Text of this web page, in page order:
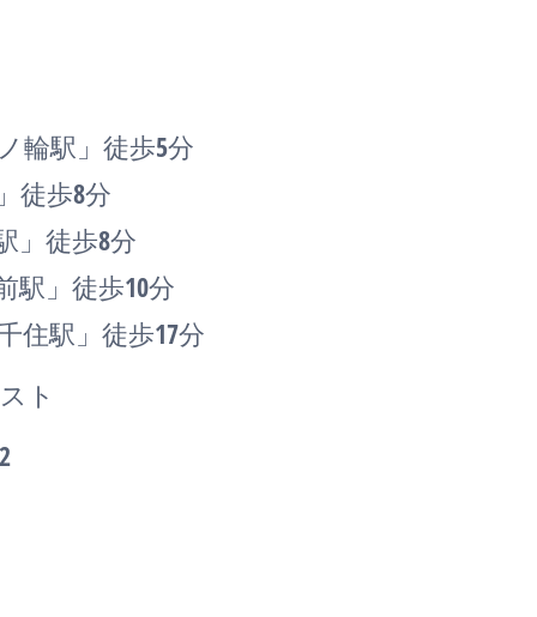
輪駅」徒歩5分
徒歩8分
」徒歩8分
駅」徒歩10分
住駅」徒歩17分
ト